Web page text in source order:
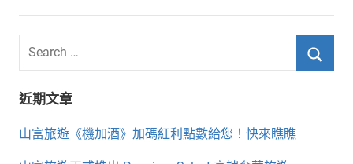
章
分
頁
Search
for:
近期文章
山富旅遊《機加酒》加碼紅利點數給您！快來瞧瞧